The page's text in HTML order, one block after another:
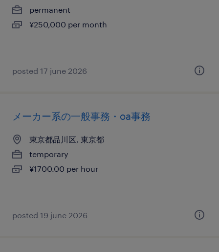
permanent
¥250,000 per month
posted 17 june 2026
メーカー系の一般事務・oa事務
東京都品川区, 東京都
temporary
¥1700.00 per hour
posted 19 june 2026